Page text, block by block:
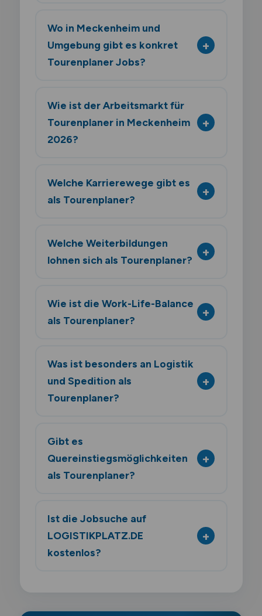
Wo in Meckenheim und
Umgebung gibt es konkret
Tourenplaner Jobs?
Wie ist der Arbeitsmarkt für
Tourenplaner in Meckenheim
2026?
Welche Karrierewege gibt es
als Tourenplaner?
Welche Weiterbildungen
lohnen sich als Tourenplaner?
Wie ist die Work-Life-Balance
als Tourenplaner?
Was ist besonders an Logistik
und Spedition als
Tourenplaner?
Gibt es
Quereinstiegsmöglichkeiten
als Tourenplaner?
Ist die Jobsuche auf
LOGISTIKPLATZ.DE
kostenlos?